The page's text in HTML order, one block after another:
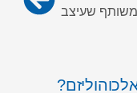
שעיצב